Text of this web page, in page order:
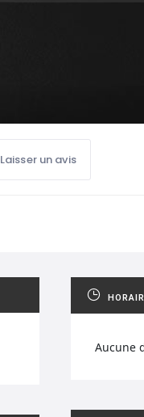
Laisser un avis
Aucune